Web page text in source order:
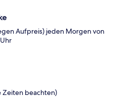
Aufpreis) jeden Morgen von
Zeiten beachten)